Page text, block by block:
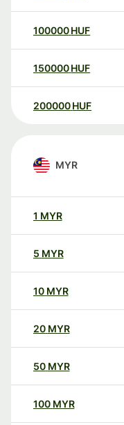
100000 HUF
150000 HUF
200000 HUF
MYR
1 MYR
5 MYR
10 MYR
20 MYR
50 MYR
100 MYR